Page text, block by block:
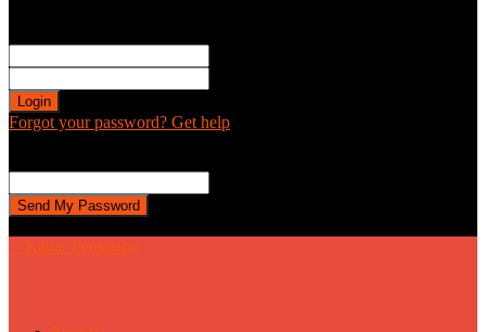
Forgot your password? Get help
| Kabar Pemalang